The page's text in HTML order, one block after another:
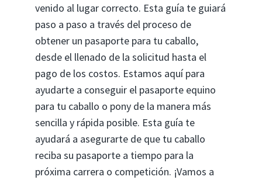
venido al lugar correcto. Esta guía te guiará
paso a paso a través del proceso de
obtener un pasaporte para tu caballo,
desde el llenado de la solicitud hasta el
pago de los costos. Estamos aquí para
ayudarte a conseguir el pasaporte equino
para tu caballo o pony de la manera más
sencilla y rápida posible. Esta guía te
ayudará a asegurarte de que tu caballo
reciba su pasaporte a tiempo para la
próxima carrera o competición. ¡Vamos a